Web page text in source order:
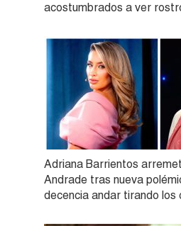
acostumbrados a ver
Adriana Barrientos
Andrade tras nueva
decencia andar tirando los